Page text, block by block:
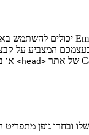
<head>